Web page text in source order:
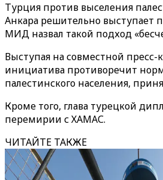
Турция против выселения
Анкара решительно выступает
МИД назвал такой подход
Выступая на совместной
инициатива противоречит
палестинского населения,
Кроме того, глава турецкой
перемирии с ХАМАС.
ЧИТАЙТЕ ТАКЖЕ